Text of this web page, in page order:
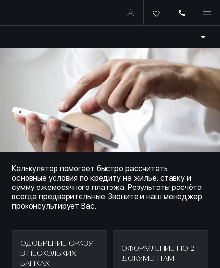
Купить квартиру в ипотеку
Калькулятор помогает быстро рассчитать
основные условия по кредиту на жильё: ставку и
сумму ежемесячного платежа. Результаты расчёта
всегда предварительные. Звоните и наш менеджер
проконсультирует Вас.
ОДОБРЕНИЕ СРАЗУ
В НЕСКОЛЬКИХ
БАНКАХ
ОФОРМЛЕНИЕ ПО 2
ДОКУМЕНТАМ